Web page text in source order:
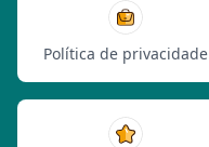
Política de privacidade